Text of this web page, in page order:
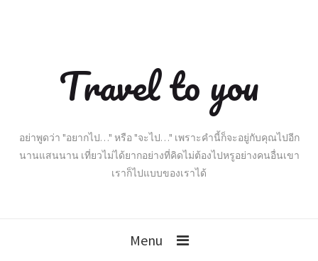
Travel to you
อย่าพูดว่า "อยากไป…" หรือ "จะไป…" เพราะคำนี้ก็จะอยู่กับคุณไปอีก
นานแสนนาน เที่ยวไม่ได้ยากอย่างที่คิดไม่ต้องไปหรูอย่างคนอื่นเขา
เราก็ไปแบบของเราได้
Menu